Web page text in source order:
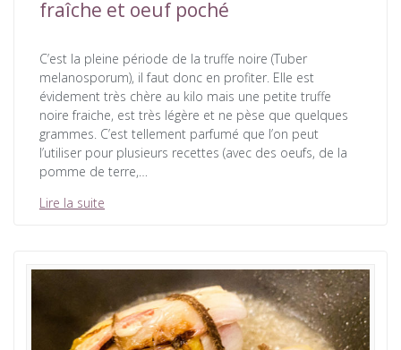
fraîche et oeuf poché
C’est la pleine période de la truffe noire (Tuber
melanosporum), il faut donc en profiter. Elle est
évidement très chère au kilo mais une petite truffe
noire fraiche, est très légère et ne pèse que quelques
grammes. C’est tellement parfumé que l’on peut
l’utiliser pour plusieurs recettes (avec des oeufs, de la
pomme de terre,…
Lire la suite